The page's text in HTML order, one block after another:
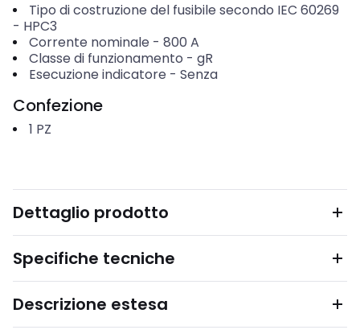
Tipo di costruzione del fusibile secondo IEC 60269
- HPC3
Corrente nominale - 800 A
Classe di funzionamento - gR
Esecuzione indicatore - Senza
Confezione
1 PZ
Dettaglio prodotto
Specifiche tecniche
Descrizione estesa